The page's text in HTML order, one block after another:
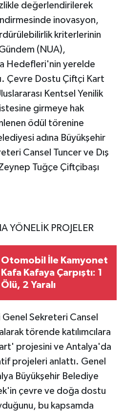
değerlendirilerek
inovasyon,
kriterlerinin
(NUA),
Hedefleri'nin yerelde
Çevre Dostu Çiftçi Kart
Kentsel Yenilik
girmeye hak
ödül törenine
adına Büyükşehir
Cansel Tuncer ve Dış
Tuğçe Çiftçibaşı
YÖNELİK PROJELER
Otomobil İle Kamyonet
Kafa Kafaya Çarpıştı: 1
Ölü, 2 Yaralı
Sekreteri Cansel
törende katılımcılara
projesini ve Antalya'da
projeleri anlattı. Genel
Büyükşehir Belediye
çevre ve doğa dostu
bu kapsamda